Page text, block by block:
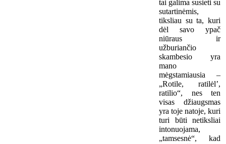
tai galima susieti su
sutartinėmis,
tiksliau su ta, kuri
dėl savo ypač
niūraus ir
užburiančio
skambesio yra
mano
mėgstamiausia –
„Rotile, ratilėl’,
ratilio“, nes ten
visas džiaugsmas
yra toje natoje, kuri
turi būti netiksliai
intonuojama,
„tamsesnė“, kad